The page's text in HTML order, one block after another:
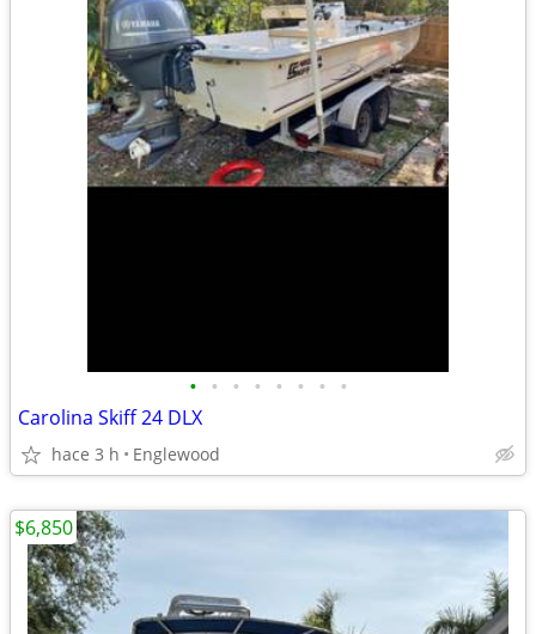
• • • • • • • •
Carolina Skiff 24 DLX
hace 3 h Englewood
$6,850